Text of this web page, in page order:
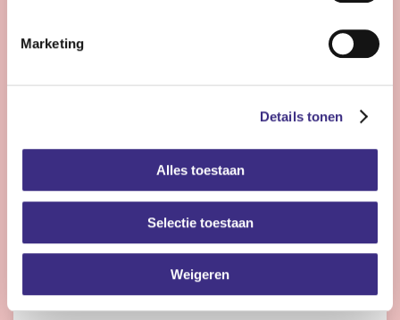
Marketing
Details tonen
Alles toestaan
Selectie toestaan
Weigeren
Bekijk vacature
Nog 23 dagen
4 - 28 uur | Deeltijds, Onbepaalde tijd
Wil jij met meerdere doelgroepen werken en elke dag
iets anders doen? Dan is de flexpool echt iets voor jou.
Je werkt op verschillende locaties in de
gehandicaptenzorg, jeugdzorg of ouderenzorg.